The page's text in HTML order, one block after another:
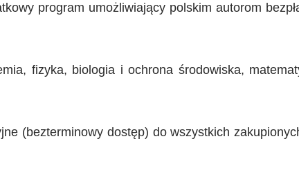
program umożliwiający polskim autorom
fizyka, biologia i ochrona środowiska,
(bezterminowy dostęp) do wszystkich